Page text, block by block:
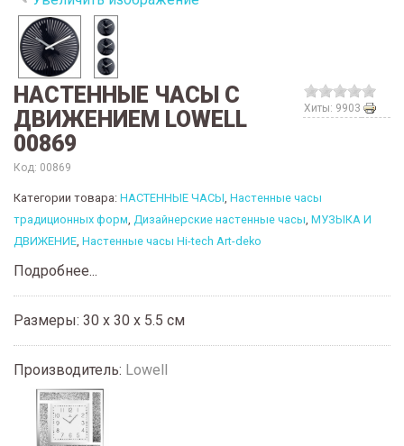
Хиты: 9903
НАСТЕННЫЕ ЧАСЫ C
ДВИЖЕНИЕМ LOWELL
00869
Код: 00869
Категории товара: НАСТЕННЫЕ ЧАСЫ, Настенные часы
традиционных форм, Дизайнерские настенные часы, МУЗЫКА И
ДВИЖЕНИЕ, Настенные часы Hi-tech Art-deko
Подробнее...
Размеры: 30 x 30 x 5.5 см
Производитель: Lowell